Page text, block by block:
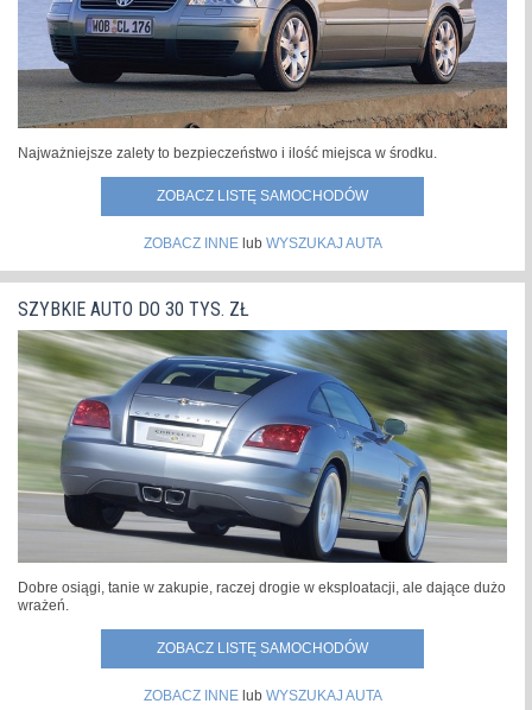
Najważniejsze zalety to bezpieczeństwo i ilość miejsca w środku.
ZOBACZ LISTĘ SAMOCHODÓW
ZOBACZ INNElub WYSZUKAJ AUTA
SZYBKIE AUTO DO 30 TYS. ZŁ
Dobre osiągi, tanie w zakupie, raczej drogie w eksploatacji, ale dające dużo
wrażeń.
ZOBACZ LISTĘ SAMOCHODÓW
ZOBACZ INNElub WYSZUKAJ AUTA